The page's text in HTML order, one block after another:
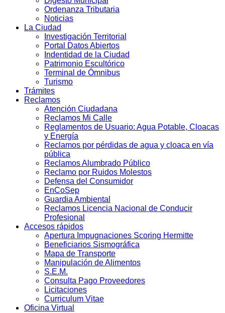
Ordenanza Tributaria
Noticias
La Ciudad
Investigación Territorial
Portal Datos Abiertos
Indentidad de la Ciudad
Patrimonio Escultórico
Terminal de Ómnibus
Turismo
Trámites
Reclamos
Atención Ciudadana
Reclamos Mi Calle
Reglamentos de Usuario: Agua Potable, Cloacas
y Energía
Reclamos por pérdidas de agua y cloaca en vía
pública
Reclamos Alumbrado Público
Reclamo por Ruidos Molestos
Defensa del Consumidor
EnCoSep
Guardia Ambiental
Reclamos Licencia Nacional de Conducir
Profesional
Accesos rápidos
Apertura Impugnaciones Scoring Hermitte
Beneficiarios Sismográfica
Mapa de Transporte
Manipulación de Alimentos
S.E.M.
Consulta Pago Proveedores
Licitaciones
Curriculum Vitae
Oficina Virtual